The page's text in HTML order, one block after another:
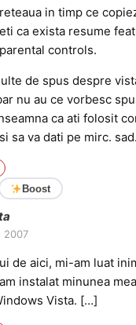
in timp ce
ca exista resume
controls.
de spus despre
nu au ce vorbesc
ca ati folosit
sa va dati pe mirc. sad.
Boost
2007
de aici, mi-am luat
instalat minunea
Vista. […]